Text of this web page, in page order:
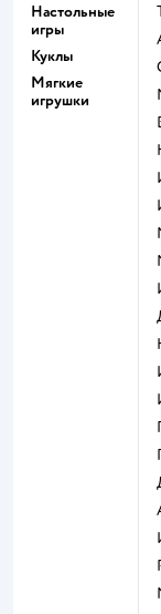
Настольные
игры
Куклы
Мягкие
игрушки